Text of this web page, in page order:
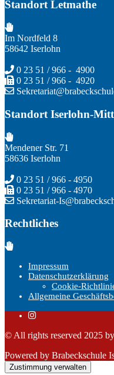
Standort Letmathe
Im Nordfeld 8
58642 Iserlohn
0 23 51 / 966 - 4900
0 23 51 / 966 - 4920
Standort Iserlohn-
Mendener Str. 71
58636 Iserlohn
0 23 51 / 966 - 4950
0 23 51 / 966 - 4970
Sekretariat-
Rechtliches
Impressum
Datenschutzerklärung
Cookie-
Allgemeine
© All rights reserved 2025
Powered by Brabeckschule
Zustimmung verwalten